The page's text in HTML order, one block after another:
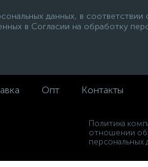
данных, в
в Согласии на обработку
Опт Контакты
Политика
отношении
персональных